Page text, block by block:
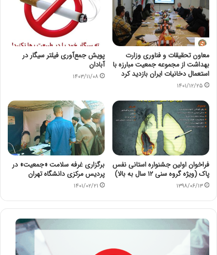
معاون تحقیقات و فناوری وزارت
بهداشت از مجموعه جمعیت مبارزه با
استعمال دخانیات ایران بازدید کرد
۱۴۰۱/۱۲/۲۵
پویش جمع‌آوری فیلتر سیگار در
آبادان
۱۴۰۳/۱۱/۰۸
فراخوان اولین جشنواره استانی نفس
پاک (ویژه گروه سنی ۱۲ سال به بالا)
۱۳۹۸/۰۶/۱۳
برگزاری غرفه سلامت «جمعیت» در
پردیس مرکزی دانشگاه تهران
۱۴۰۱/۰۲/۲۱